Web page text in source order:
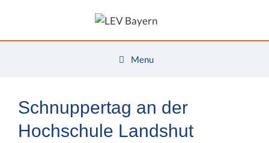
Menu
Schnuppertag an der
Hochschule Landshut